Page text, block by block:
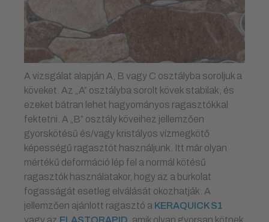
A vizsgálat alapján A, B vagy C osztályba soroljuk a
köveket. Az „A” osztályba sorolt kövek stabilak, és
ezeket bátran lehet hagyományos ragasztókkal
fektetni. A „B” osztály köveihez jellemzően
gyorskötésű és/vagy kristályos vízmegkötő
képességű ragasztót használjunk. Itt már olyan
mértékű deformáció lép fel a normál kötésű
ragasztók használatakor, hogy az a burkolat
fogasságát esetleg elválását okozhatják. A
jellemzően ajánlott ragasztó a KERAQUICK S1
vagy az ELASTORAPID , amik olyan gyorsan kötnek